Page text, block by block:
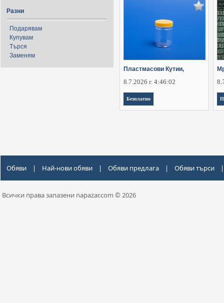
Разни
Подарявам
Купувам
Търся
Заменям
Пластмасови Кутии,
8.7.2026 г. 4:46:02
Безплатно
Обяви | Най-нови обяви | Обяви предлага | Обяви търси |
Всички права запазени napazar.com © 2026